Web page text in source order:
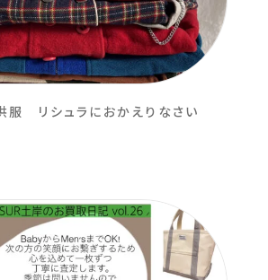
服 リシュラにおかえりなさい